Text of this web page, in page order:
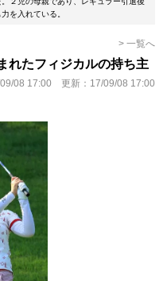
を入れている。
> 一覧へ
れたフィジカルの持ち主
08 17:00 更新： 17/09/08 17:00